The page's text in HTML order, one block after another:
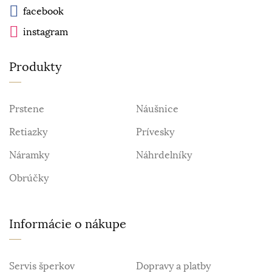
facebook
instagram
Produkty
Prstene
Náušnice
Retiazky
Prívesky
Náramky
Náhrdelníky
Obrúčky
Informácie o nákupe
Servis šperkov
Dopravy a platby